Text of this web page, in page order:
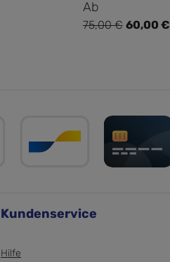
Verkaufspreis:
Ab
60,00 €
Regulärer Preis:
75,00 €
Kundenservice
Hilfe